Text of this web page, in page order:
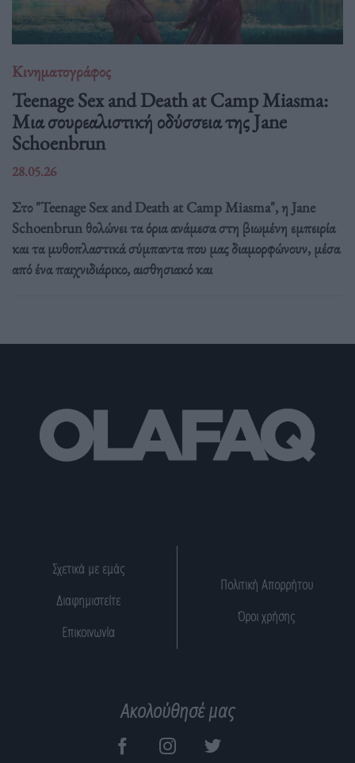
Κινηματογράφος
Teenage Sex and Death at Camp Miasma:
Μια σουρεαλιστική οδύσσεια της Jane
Schoenbrun
28.05.26
Στο "Teenage Sex and Death at Camp Miasma", η Jane
Schoenbrun θολώνει τα όρια ανάμεσα στη βιωμένη εμπειρία
και τα μυθοπλαστικά σύμπαντα που μας διαμορφώνουν, μέσα
από ένα παιχνιδιάρικο, αισθησιακό και
Σχετικά με εμάς
Διαφημιστείτε
Επικοινωνία
Πολιτική Απορρήτου
Όροι χρήσης
Ακολούθησέ μας